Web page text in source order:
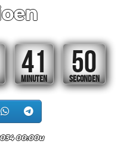
41
MINUTEN
50
SECONDEN
00:00u